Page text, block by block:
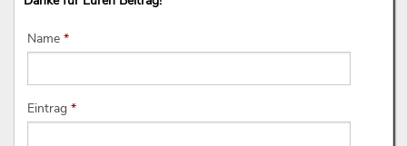
Name *
Eintrag *